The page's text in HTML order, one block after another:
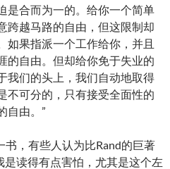
是合而为一的。给你一个简单
跨越马路的自由，但这限制却
如果指派一个工作给你，并且
的自由。但却给你免于失业的
我们的头上，我们自动地取得
不可分的，只有接受全面性的
自由。”
书，有些人认为比Rand的巨著
是读得有点害怕，尤其是这个左